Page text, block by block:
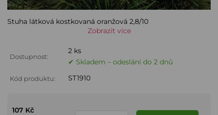
Stuha látková kostkovaná oranžová 2,8/10
Zobrazit více
Dostupnost:
2 ks
✔ Skladem – odeslání do 2 dnů
Kód produktu: ST1910
107 Kč